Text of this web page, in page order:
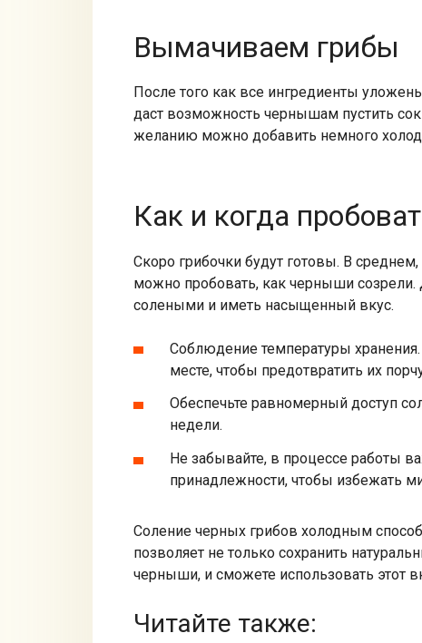
Вымачиваем грибы
После того как все ингредиенты
даст возможность чернышам пустить
желанию можно добавить немного
Как и когда
Скоро грибочки будут готовы. В
можно пробовать, как черныши созрели.
солеными и иметь насыщенный вкус.
Соблюдение температуры
месте, чтобы предотвратить их
Обеспечьте равномерный доступ
недели.
Не забывайте, в процессе работы
принадлежности, чтобы избежать
Соление черных грибов холодным
позволяет не только сохранить
черныши, и сможете использовать этот
Читайте также: